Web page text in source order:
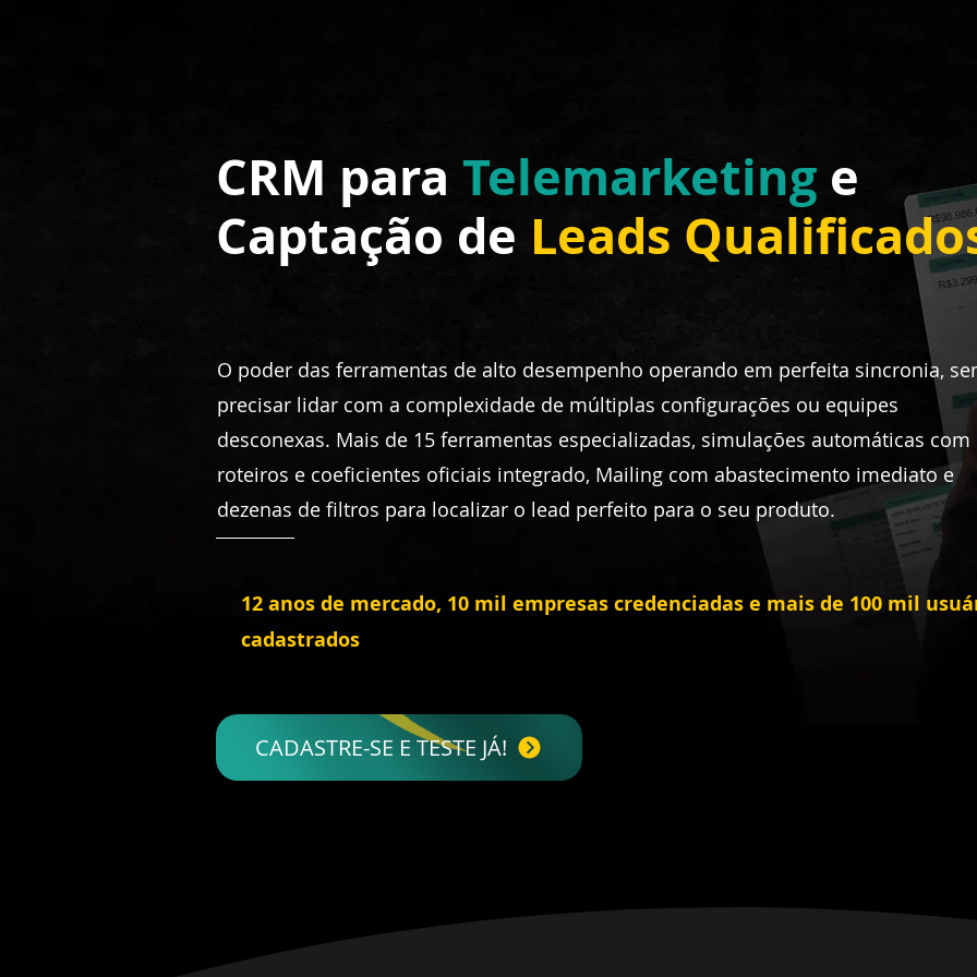
CRM para Telemarketing e
Captação de Leads
O poder das ferramentas de alto desempenho operando em perfeita sincronia,
precisar lidar com a complexidade de múltiplas configurações ou equipes
desconexas. Mais de 15 ferramentas especializadas, simulações automáticas com
roteiros e coeficientes oficiais integrado, Mailing com abastecimento imediato e
dezenas de filtros para localizar o lead perfeito para o seu produto.
12 anos de mercado, 10 mil empresas credenciadas e mais de 100 mil
cadastrados
CADASTRE-SE E TESTE JÁ!